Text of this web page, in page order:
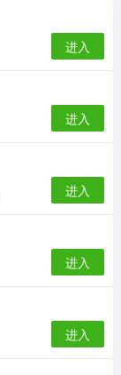
进入
进入
进入
进入
进入